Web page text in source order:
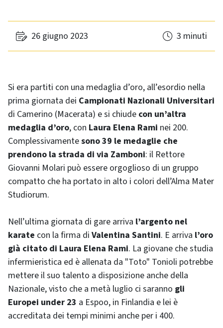
26 giugno 2023 3 minuti
Si era partiti con una medaglia d’oro, all’esordio nella
prima giornata dei Campionati Nazionali Universitari
di Camerino (Macerata) e si chiude con un’altra
medaglia d’oro, con Laura Elena Rami nei 200.
Complessivamentesono 39 le medaglie che
prendono la strada di via Zamboni: il Rettore
Giovanni Molari può essere orgoglioso di un gruppo
compatto che ha portato in alto i colori dell’Alma Mater
Studiorum.
Nell’ultima giornata di gare arriva l’argento nel
karate con la firma di Valentina Santini. E arriva l’oro
già citato di Laura Elena Rami. La giovane che studia
infermieristica ed è allenata da "Toto" Tonioli potrebbe
mettere il suo talento a disposizione anche della
Nazionale, visto che a metà luglio ci saranno gli
Europei under 23 a Espoo, in Finlandia e lei è
accreditata dei tempi minimi anche per i 400.